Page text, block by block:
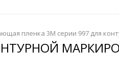
пленка 3М серии 997 для